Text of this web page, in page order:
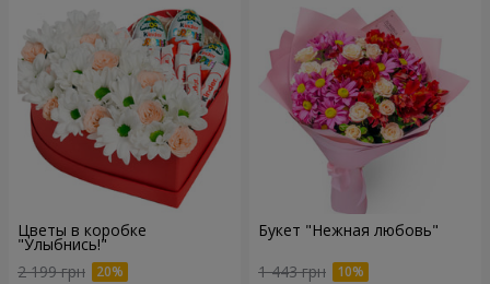
Цветы в коробке
"Улыбнись!"
2 199 грн
Букет "Нежная любовь"
1 443 грн